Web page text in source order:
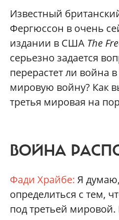
Известный
Фергюссон в очень
издании в США The
серьезно задается
перерастет ли война
мировую войну? Как
третья мировая на
ВОЙНА
Фади Храйбе: Я
определиться с тем,
под третьей мировой.